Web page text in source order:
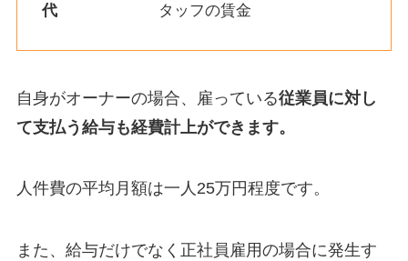
代
タッフの賃金
自身がオーナーの場合、雇っている従業員に対し
て支払う給与も経費計上ができます。
人件費の平均月額は一人25万円程度です。
また、給与だけでなく正社員雇用の場合に発生す